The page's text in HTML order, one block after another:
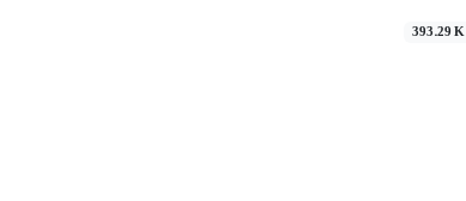
393.29 K